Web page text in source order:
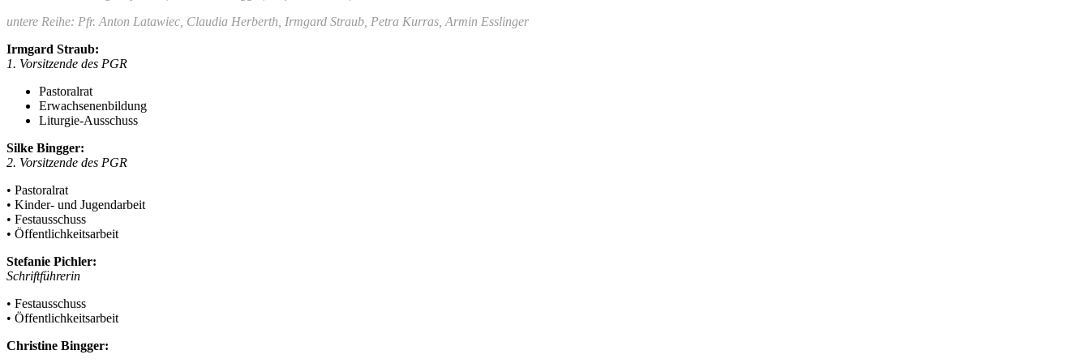
untere Reihe: Pfr. Anton Latawiec, Claudia Herberth, Irmgard Straub, Petra Kurras, Armin Esslinger
Irmgard Straub:
1. Vorsitzende des PGR
Pastoralrat
Erwachsenenbildung
Liturgie-Ausschuss
Silke Bingger:
2. Vorsitzende des PGR
• Pastoralrat
• Kinder- und Jugendarbeit
• Festausschuss
• Öffentlichkeitsarbeit
Stefanie Pichler:
Schriftführerin
• Festausschuss
• Öffentlichkeitsarbeit
Christine Bingger: